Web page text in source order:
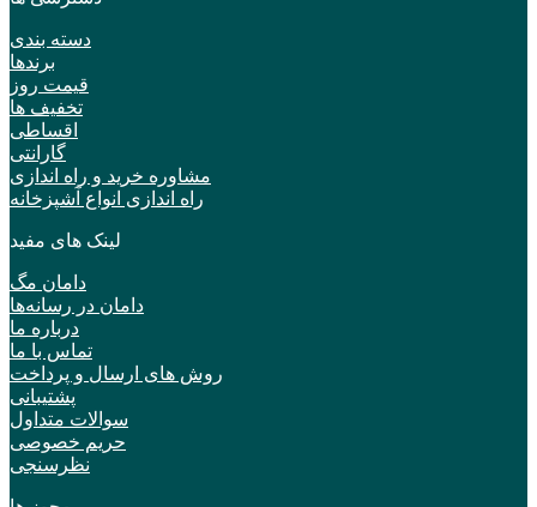
دسته بندی
برندها
قیمت روز
تخفیف ها
اقساطی
گارانتی
مشاوره خرید و راه اندازی
راه اندازی انواع آشپزخانه
لینک های مفید
دامان مگ
دامان در رسانه‌ها
درباره ما
تماس با ما
روش های ارسال و پرداخت
پشتیبانی
سوالات متداول
حریم خصوصی
نظرسنجی